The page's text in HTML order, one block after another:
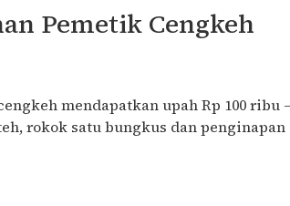
Pemetik Cengkeh
mendapatkan upah Rp 100 ribu
rokok satu bungkus dan